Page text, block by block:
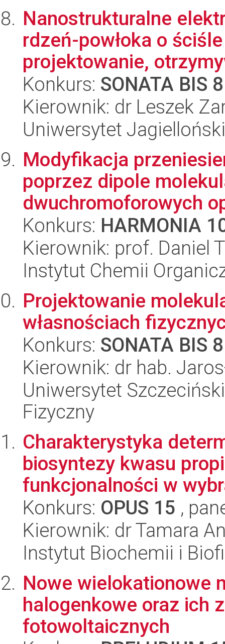
Nanostrukturalne
rdzeń-powłoka o
projektowanie,
Konkurs: SONATA BIS 8
Kierownik: dr Leszek
Uniwersytet
Modyfikacja
poprzez dipole
dwuchromoforowych
Konkurs: HARMONIA
Kierownik: prof. Daniel
Instytut Chemii
Projektowanie
własnościach
Konkurs: SONATA BIS 8
Kierownik: dr hab.
Uniwersytet
Fizyczny
Charakterystyka
biosyntezy kwasu
funkcjonalności w
Konkurs: OPUS 15 ,
Kierownik: dr Tamara
Instytut Biochemii i
Nowe wielokationowe
halogenkowe oraz ich
fotowoltaicznych